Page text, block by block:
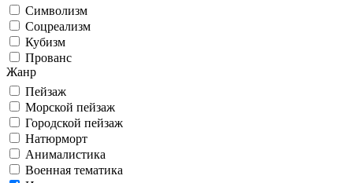
Символизм
Соцреализм
Кубизм
Прованс
Жанр
Пейзаж
Морской пейзаж
Городской пейзаж
Натюрморт
Анималистика
Военная тематика